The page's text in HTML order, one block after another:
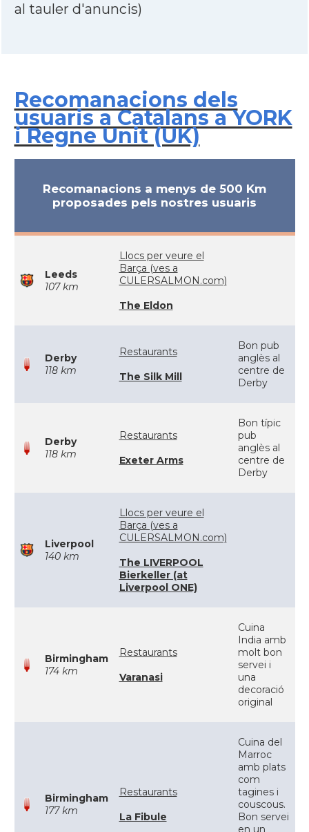
al tauler d'anuncis)
Recomanacions dels
usuaris a Catalans a YORK
i Regne Unit (UK)
Recomanacions a menys de 500 Km
proposades pels nostres usuaris
Leeds
107 km
Llocs per veure el
Barça (ves a
CULERSALMON.com)
The Eldon
Derby
118 km
Restaurants
The Silk Mill
Bon pub
anglès al
centre de
Derby
Derby
118 km
Restaurants
Exeter Arms
Bon típic
pub
anglès al
centre de
Derby
Liverpool
140 km
Llocs per veure el
Barça (ves a
CULERSALMON.com)
The LIVERPOOL
Bierkeller (at
Liverpool ONE)
Birmingham
174 km
Restaurants
Varanasi
Cuina
India amb
molt bon
servei i
una
decoració
original
Birmingham
177 km
Restaurants
La Fibule
Cuina del
Marroc
amb plats
com
tagines i
couscous.
Bon servei
en un